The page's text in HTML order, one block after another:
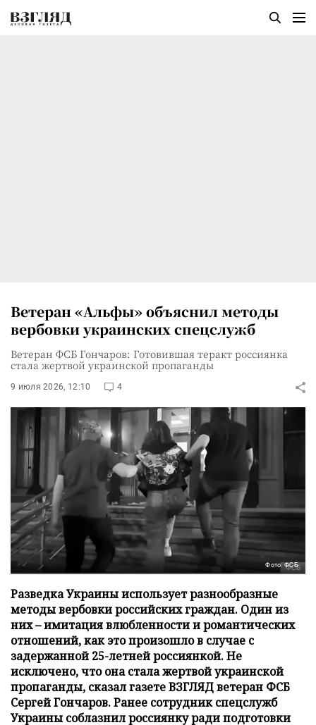
Ветеран «Альфы» объяснил методы
вербовки украинских спецслужб
Ветеран ФСБ Гончаров: Готовившая теракт россиянка
стала жертвой украинской пропаганды
9 июля 2026, 12:10 4
Фото: ФСБ
Разведка Украины использует разнообразные
методы вербовки российских граждан. Один из
них – имитация влюбленности и романтических
отношений, как это произошло в случае с
задержанной 25-летней россиянкой. Не
исключено, что она стала жертвой украинской
пропаганды, сказал газете ВЗГЛЯД ветеран ФСБ
Сергей Гончаров. Ранее сотрудник спецслужб
Украины соблазнил россиянку ради подготовки